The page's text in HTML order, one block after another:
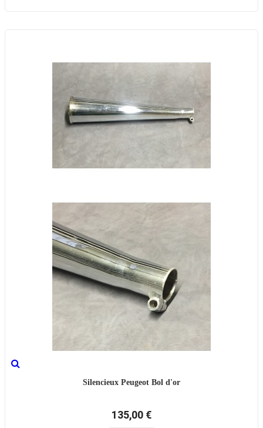
Silencieux Peugeot Bol d'or
135,00 €